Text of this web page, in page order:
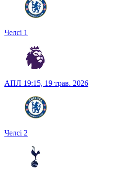
Челсі 1
АПЛ 19:15, 19 трав. 2026
Челсі 2